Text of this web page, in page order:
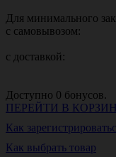
Для минимального
с самовывозом:
с доставкой:
Доступно 0 бонусов.
ПЕРЕЙТИ В
Как
Как выбрать товар